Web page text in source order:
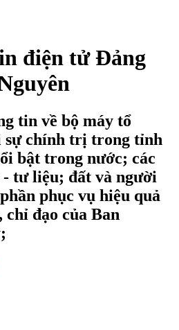
điện tử Đảng
tin về bộ máy tổ
chính trị trong tỉnh
bật trong nước; các
tư liệu; đất và người
phục vụ hiệu quả
chỉ đạo của Ban